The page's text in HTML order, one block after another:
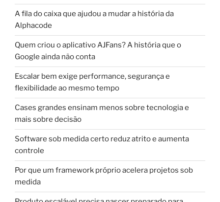
A fila do caixa que ajudou a mudar a história da
Alphacode
Quem criou o aplicativo AJFans? A história que o
Google ainda não conta
Escalar bem exige performance, segurança e
flexibilidade ao mesmo tempo
Cases grandes ensinam menos sobre tecnologia e
mais sobre decisão
Software sob medida certo reduz atrito e aumenta
controle
Por que um framework próprio acelera projetos sob
medida